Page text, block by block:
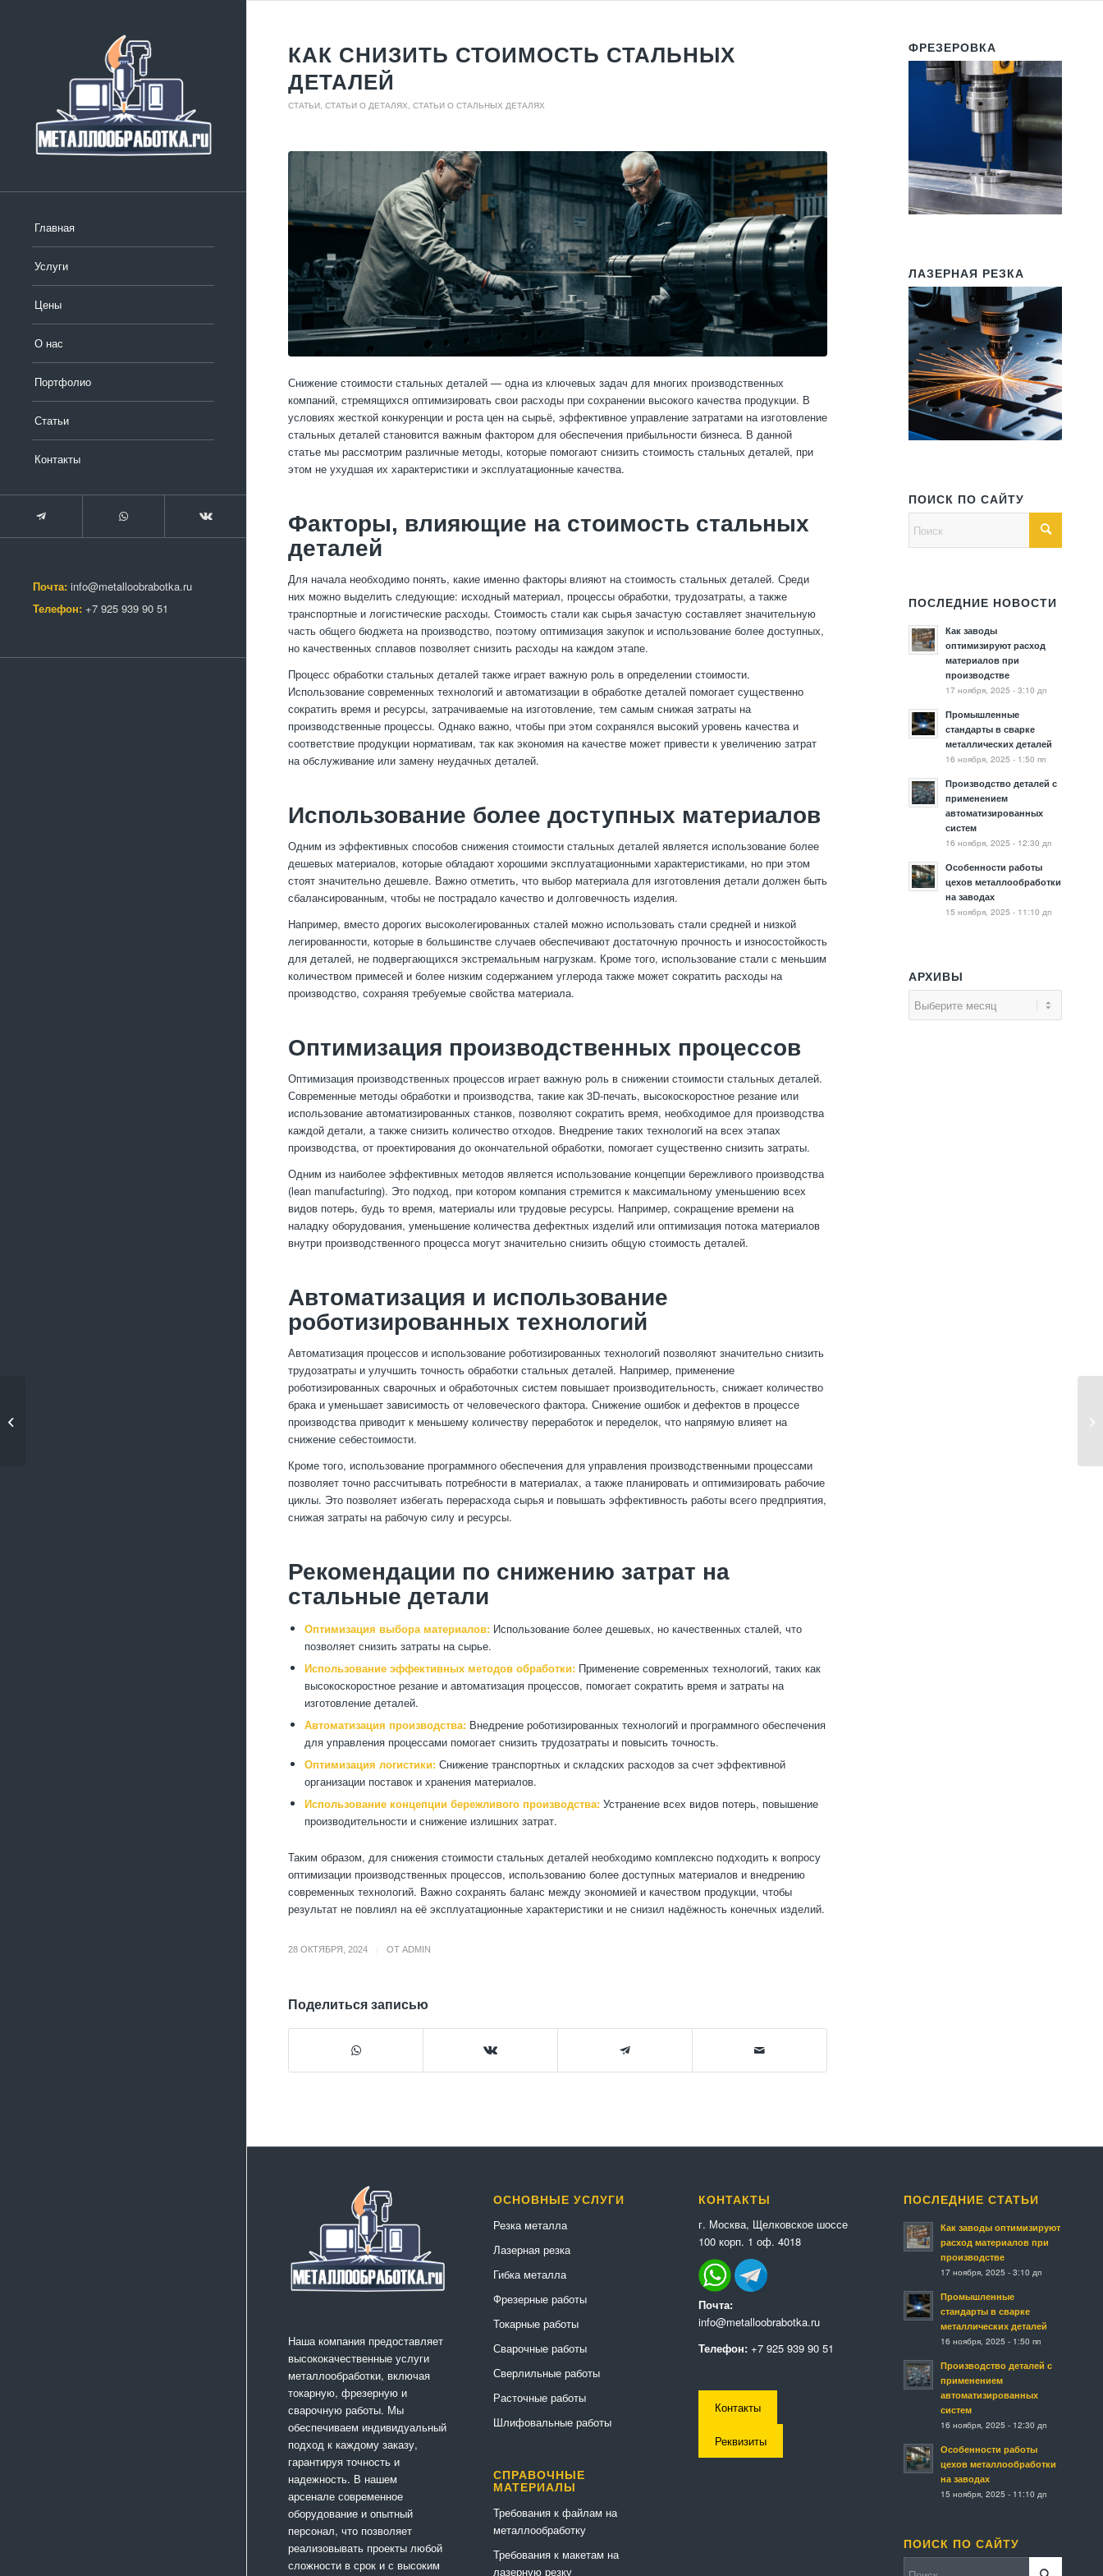
Главная
Услуги
Цены
О нас
Портфолио
Статьи
Контакты
Почта: info@metalloobrabotka.ru
Телефон: +7 925 939 90 51
КАК СНИЗИТЬ СТОИМОСТЬ СТАЛЬНЫХ
ДЕТАЛЕЙ
СТАТЬИ СТАТЬИ О ДЕТАЛЯХ СТАТЬИ О СТАЛЬНЫХ ДЕТАЛЯХ
Снижение стоимости стальных деталей — одна из ключевых задач для многих производственных
компаний, стремящихся оптимизировать свои расходы при сохранении высокого качества продукции. В
условиях жесткой конкуренции и роста цен на сырьё, эффективное управление затратами на изготовление
стальных деталей становится важным фактором для обеспечения прибыльности бизнеса. В данной
статье мы рассмотрим различные методы, которые помогают снизить стоимость стальных деталей, при
этом не ухудшая их характеристики и эксплуатационные качества.
Факторы, влияющие на стоимость стальных
деталей
Для начала необходимо понять, какие именно факторы влияют на стоимость стальных деталей. Среди
них можно выделить следующие: исходный материал, процессы обработки, трудозатраты, а также
транспортные и логистические расходы. Стоимость стали как сырья зачастую составляет значительную
часть общего бюджета на производство, поэтому оптимизация закупок и использование более доступных,
но качественных сплавов позволяет снизить расходы на каждом этапе.
Процесс обработки стальных деталей также играет важную роль в определении стоимости.
Использование современных технологий и автоматизации в обработке деталей помогает существенно
сократить время и ресурсы, затрачиваемые на изготовление, тем самым снижая затраты на
производственные процессы. Однако важно, чтобы при этом сохранялся высокий уровень качества и
соответствие продукции нормативам, так как экономия на качестве может привести к увеличению затрат
на обслуживание или замену неудачных деталей.
Использование более доступных материалов
Одним из эффективных способов снижения стоимости стальных деталей является использование более
дешевых материалов, которые обладают хорошими эксплуатационными характеристиками, но при этом
стоят значительно дешевле. Важно отметить, что выбор материала для изготовления детали должен быть
сбалансированным, чтобы не пострадало качество и долговечность изделия.
Например, вместо дорогих высоколегированных сталей можно использовать стали средней и низкой
легированности, которые в большинстве случаев обеспечивают достаточную прочность и износостойкость
для деталей, не подвергающихся экстремальным нагрузкам. Кроме того, использование стали с меньшим
количеством примесей и более низким содержанием углерода также может сократить расходы на
производство, сохраняя требуемые свойства материала.
Оптимизация производственных процессов
Оптимизация производственных процессов играет важную роль в снижении стоимости стальных деталей.
Современные методы обработки и производства, такие как 3D-печать, высокоскоростное резание или
использование автоматизированных станков, позволяют сократить время, необходимое для производства
каждой детали, а также снизить количество отходов. Внедрение таких технологий на всех этапах
производства, от проектирования до окончательной обработки, помогает существенно снизить затраты.
Одним из наиболее эффективных методов является использование концепции бережливого производства
(lean manufacturing). Это подход, при котором компания стремится к максимальному уменьшению всех
видов потерь, будь то время, материалы или трудовые ресурсы. Например, сокращение времени на
наладку оборудования, уменьшение количества дефектных изделий или оптимизация потока материалов
внутри производственного процесса могут значительно снизить общую стоимость деталей.
Автоматизация и использование
роботизированных технологий
Автоматизация процессов и использование роботизированных технологий позволяют значительно снизить
трудозатраты и улучшить точность обработки стальных деталей. Например, применение
роботизированных сварочных и обработочных систем повышает производительность, снижает количество
брака и уменьшает зависимость от человеческого фактора. Снижение ошибок и дефектов в процессе
производства приводит к меньшему количеству переработок и переделок, что напрямую влияет на
снижение себестоимости.
Кроме того, использование программного обеспечения для управления производственными процессами
позволяет точно рассчитывать потребности в материалах, а также планировать и оптимизировать рабочие
циклы. Это позволяет избегать перерасхода сырья и повышать эффективность работы всего предприятия,
снижая затраты на рабочую силу и ресурсы.
Рекомендации по снижению затрат на
стальные детали
Оптимизация выбора материалов: Использование более дешевых, но качественных сталей, что
позволяет снизить затраты на сырье.
Использование эффективных методов обработки: Применение современных технологий, таких как
высокоскоростное резание и автоматизация процессов, помогает сократить время и затраты на
изготовление деталей.
Автоматизация производства: Внедрение роботизированных технологий и программного обеспечения
для управления процессами помогает снизить трудозатраты и повысить точность.
Оптимизация логистики: Снижение транспортных и складских расходов за счет эффективной
организации поставок и хранения материалов.
Использование концепции бережливого производства: Устранение всех видов потерь, повышение
производительности и снижение излишних затрат.
Таким образом, для снижения стоимости стальных деталей необходимо комплексно подходить к вопросу
оптимизации производственных процессов, использованию более доступных материалов и внедрению
современных технологий. Важно сохранять баланс между экономией и качеством продукции, чтобы
результат не повлиял на её эксплуатационные характеристики и не снизил надёжность конечных изделий.
28 ОКТЯБРЯ, 2024 ОТ ADMIN
Поделиться записью
ФРЕЗЕРОВКА
ЛАЗЕРНАЯ РЕЗКА
ПОИСК ПО САЙТУ
ПОСЛЕДНИЕ НОВОСТИ
Как заводы
оптимизируют расход
материалов при
производстве
17 ноября, 2025 - 3:10 дп
Промышленные
стандарты в сварке
металлических деталей
16 ноября, 2025 - 1:50 пп
Производство деталей с
применением
автоматизированных
систем
16 ноября, 2025 - 12:30 дп
Особенности работы
цехов металлообработки
на заводах
15 ноября, 2025 - 11:10 дп
АРХИВЫ
Наша компания предоставляет
высококачественные услуги
металлообработки, включая
токарную, фрезерную и
сварочную работы. Мы
обеспечиваем индивидуальный
подход к каждому заказу,
гарантируя точность и
надежность. В нашем
арсенале современное
оборудование и опытный
персонал, что позволяет
реализовывать проекты любой
сложности в срок и с высоким
ОСНОВНЫЕ УСЛУГИ
Резка металла
Лазерная резка
Гибка металла
Фрезерные работы
Токарные работы
Сварочные работы
Сверлильные работы
Расточные работы
Шлифовальные работы
СПРАВОЧНЫЕ
МАТЕРИАЛЫ
Требования к файлам на
металлообработку
Требования к макетам на
лазерную резку
КОНТАКТЫ
г. Москва, Щелковское шоссе
100 корп. 1 оф. 4018
Почта:
info@metalloobrabotka.ru
Телефон: +7 925 939 90 51
Контакты
Реквизиты
ПОСЛЕДНИЕ СТАТЬИ
Как заводы оптимизируют
расход материалов при
производстве
17 ноября, 2025 - 3:10 дп
Промышленные
стандарты в сварке
металлических деталей
16 ноября, 2025 - 1:50 пп
Производство деталей с
применением
автоматизированных
систем
16 ноября, 2025 - 12:30 дп
Особенности работы
цехов металлообработки
на заводах
15 ноября, 2025 - 11:10 дп
ПОИСК ПО САЙТУ